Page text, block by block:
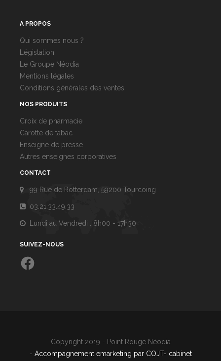
A PROPOS
Qui sommes nous ?
Législation
Le Groupe Néodia
Mentions légales
Conditions générales des ventes
NOS PRODUITS
Croix de pharmacie
Carotte de tabac
Enseigne de presse
Autres enseignes corporatives
CONTACT
99 Rue de Rotterdam, 59200 Tourcoing
03.21.33.49.33
Lundi au Vendredi : 8h00 - 17h30
SUIVEZ-NOUS
Facebook
Copyright 2019 - Point Rouge Néodia
- Accompagnement emarketing par COJT- cabinet